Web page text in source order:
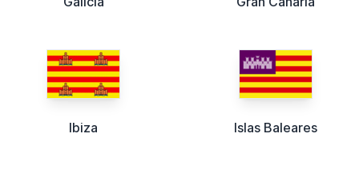
Ibiza Islas Baleares